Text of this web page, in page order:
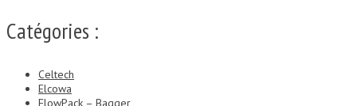
Catégories :
Celtech
Elcowa
FlowPack – Bagger